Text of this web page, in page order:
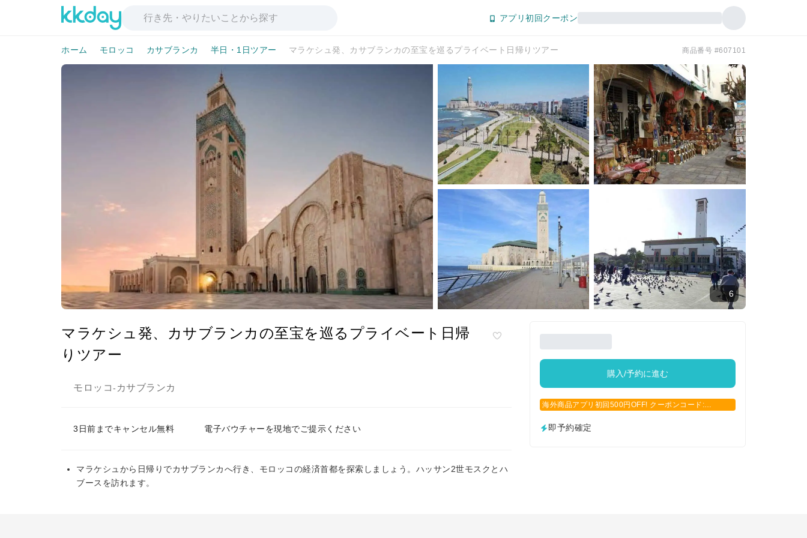
アプリ初回クーポン
ホーム モロッコ カサブランカ 半日・1日ツアー マラケシュ発、カサブランカの至宝を巡るプライベート日帰りツアー 商品番号 #607101
6
マラケシュ発、カサブランカの至宝を巡るプライベート日帰
りツアー
モロッコ- カサブランカ
3日前までキャンセル無料 電子バウチャーを現地でご提示ください
マラケシュから日帰りでカサブランカへ行き、モロッコの経済首都を探索しましょう。ハッサン2世モスクとハ
ブースを訪れます。
購入/予約に進む
海外商品アプリ初回500円OFF! クーポンコード:
即予約確定